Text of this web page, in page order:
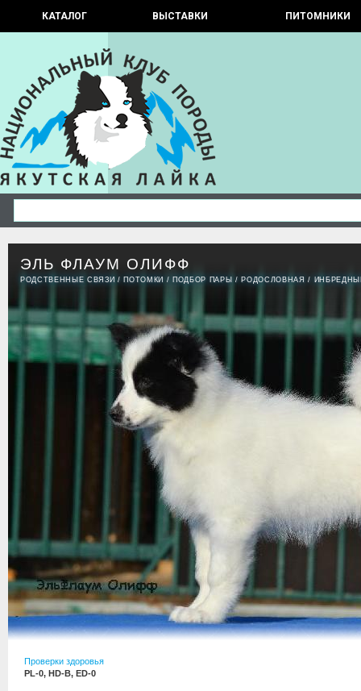
КАТАЛОГ ВЫСТАВКИ ПИТОМНИКИ
ЭЛЬ ФЛАУМ ОЛИФФ
РОДСТВЕННЫЕ СВЯЗИ / ПОТОМКИ / ПОДБОР ПАРЫ / РОДОСЛОВНАЯ /
Проверки здоровья
PL-0, HD-B, ED-0